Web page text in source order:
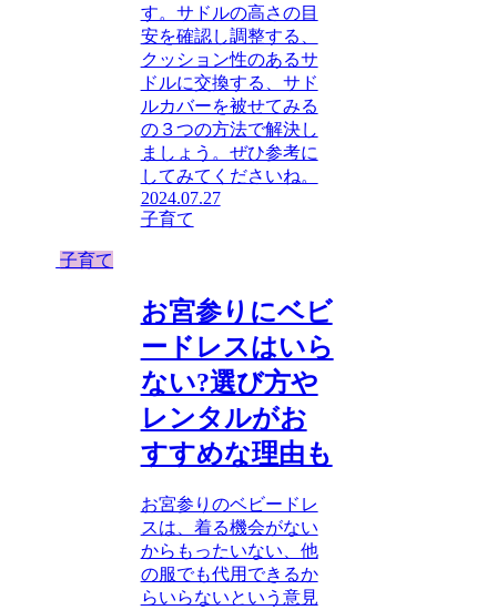
す。サドルの高さの目
安を確認し調整する、
クッション性のあるサ
ドルに交換する、サド
ルカバーを被せてみる
の３つの方法で解決し
ましょう。ぜひ参考に
してみてくださいね。
2024.07.27
子育て
子育て
お宮参りにベビ
ードレスはいら
ない?選び方や
レンタルがお
すすめな理由も
お宮参りのベビードレ
スは、着る機会がない
からもったいない、他
の服でも代用できるか
らいらないという意見